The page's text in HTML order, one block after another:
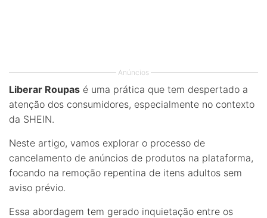
Anúncios
Liberar Roupas é uma prática que tem despertado a
atenção dos consumidores, especialmente no contexto
da SHEIN.
Neste artigo, vamos explorar o processo de
cancelamento de anúncios de produtos na plataforma,
focando na remoção repentina de itens adultos sem
aviso prévio.
Essa abordagem tem gerado inquietação entre os